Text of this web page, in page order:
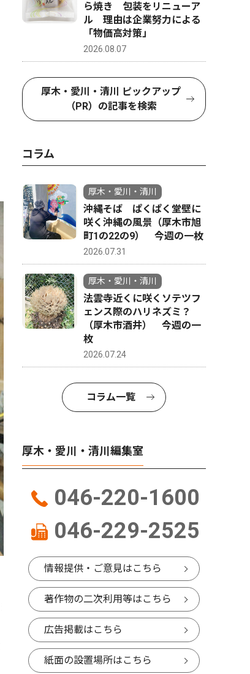
ら焼き 包装をリニューア
ル 理由は企業努力による
「物価高対策」
2026.08.07
厚木・愛川・清川 ピックアップ
（PR）の記事を検索
コラム
厚木・愛川・清川
沖縄そば ぱくぱく堂壁に
咲く沖縄の風景（厚木市旭
町1の22の9） 今週の一枚
2026.07.31
厚木・愛川・清川
法雲寺近くに咲くソテツフ
ェンス際のハリネズミ？
（厚木市酒井） 今週の一
枚
2026.07.24
コラム一覧
厚木・愛川・清川編集室
046-220-1600
046-229-2525
情報提供・ご意見はこちら
著作物の二次利用等はこちら
広告掲載はこちら
紙面の設置場所はこちら